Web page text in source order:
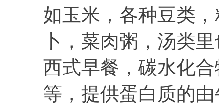
如玉米，各种豆类
卜，菜肉粥，汤类
西式早餐，碳水化
等，提供蛋白质的